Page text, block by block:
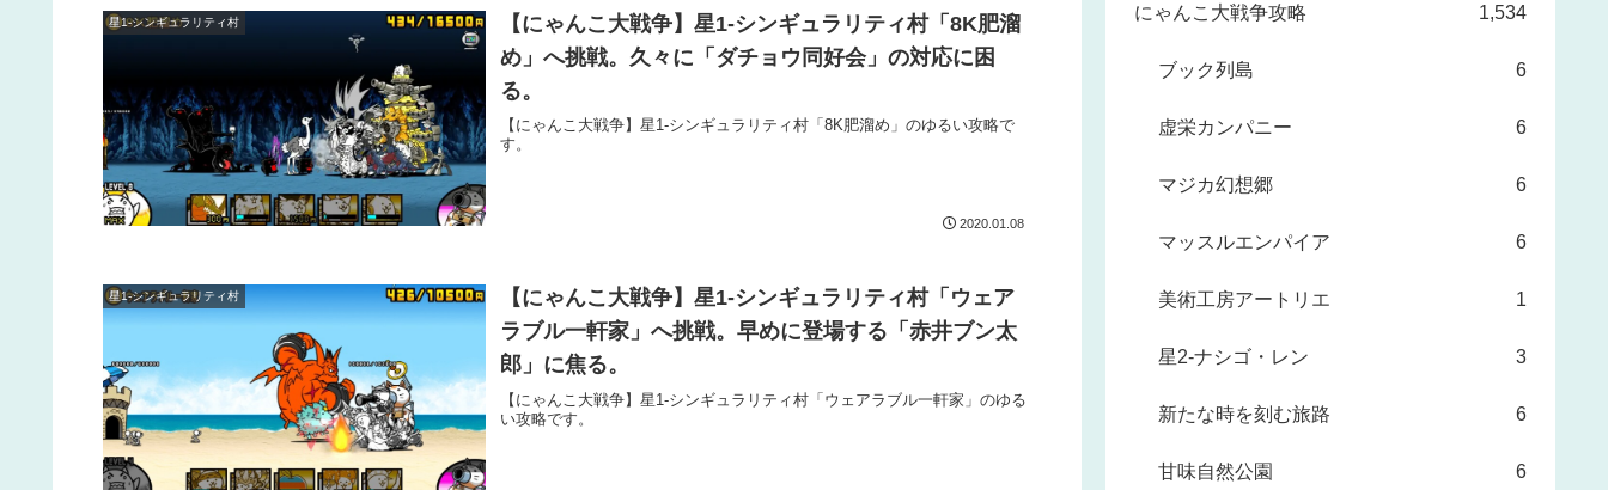
星1-シンギュラリティ村
【にゃんこ大戦争】星1-シンギュラリティ村「8K肥溜
め」へ挑戦。久々に「ダチョウ同好会」の対応に困
る。
【にゃんこ大戦争】星1-シンギュラリティ村「8K肥溜め」のゆるい攻略で
す。
2020.01.08
星1-シンギュラリティ村
【にゃんこ大戦争】星1-シンギュラリティ村「ウェア
ラブル一軒家」へ挑戦。早めに登場する「赤井ブン太
郎」に焦る。
【にゃんこ大戦争】星1-シンギュラリティ村「ウェアラブル一軒家」のゆる
い攻略です。
にゃんこ大戦争攻略 1,534
ブック列島 6
虚栄カンパニー 6
マジカ幻想郷 6
マッスルエンパイア 6
美術工房アートリエ 1
星2-ナシゴ・レン 3
新たな時を刻む旅路 6
甘味自然公園 6